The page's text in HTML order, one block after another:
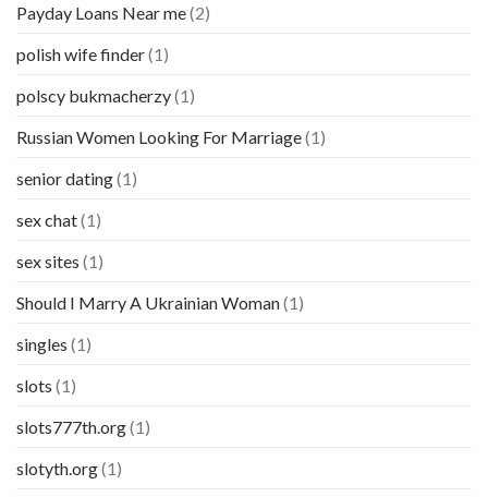
Payday Loans Near me(2)
polish wife finder(1)
polscy bukmacherzy(1)
Russian Women Looking For Marriage(1)
senior dating(1)
sex chat(1)
sex sites (1)
Should I Marry A Ukrainian Woman(1)
singles (1)
slots (1)
slots777th.org(1)
slotyth.org(1)